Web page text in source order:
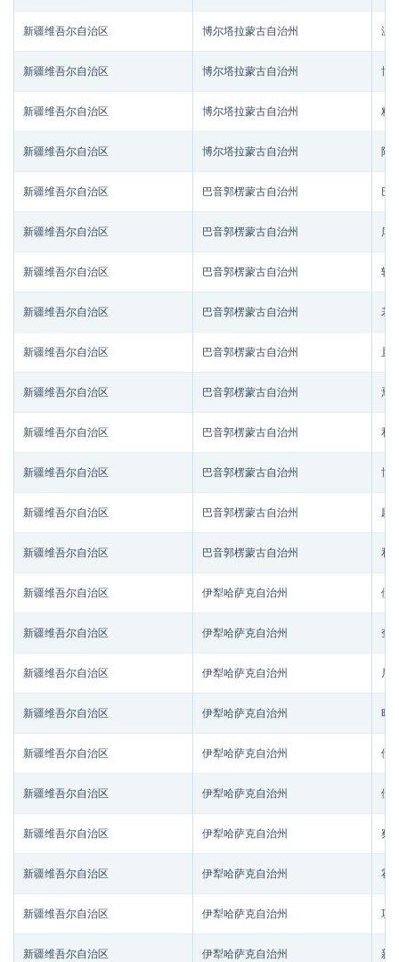
新疆维吾尔自治区 博尔塔拉蒙古自治州 温
新疆维吾尔自治区 博尔塔拉蒙古自治州 博
新疆维吾尔自治区 博尔塔拉蒙古自治州 精
新疆维吾尔自治区 博尔塔拉蒙古自治州 阿
新疆维吾尔自治区 巴音郭楞蒙古自治州 巴
新疆维吾尔自治区 巴音郭楞蒙古自治州 库
新疆维吾尔自治区 巴音郭楞蒙古自治州 轮
新疆维吾尔自治区 巴音郭楞蒙古自治州 若
新疆维吾尔自治区 巴音郭楞蒙古自治州 且
新疆维吾尔自治区 巴音郭楞蒙古自治州 焉
新疆维吾尔自治区 巴音郭楞蒙古自治州 和
新疆维吾尔自治区 巴音郭楞蒙古自治州 博
新疆维吾尔自治区 巴音郭楞蒙古自治州 尉
新疆维吾尔自治区 巴音郭楞蒙古自治州 和
新疆维吾尔自治区 伊犁哈萨克自治州 伊
新疆维吾尔自治区 伊犁哈萨克自治州 奎
新疆维吾尔自治区 伊犁哈萨克自治州 尼
新疆维吾尔自治区 伊犁哈萨克自治州 昭
新疆维吾尔自治区 伊犁哈萨克自治州 伊
新疆维吾尔自治区 伊犁哈萨克自治州 伊
新疆维吾尔自治区 伊犁哈萨克自治州 察
新疆维吾尔自治区 伊犁哈萨克自治州 霍
新疆维吾尔自治区 伊犁哈萨克自治州 巩
新疆维吾尔自治区 伊犁哈萨克自治州 新